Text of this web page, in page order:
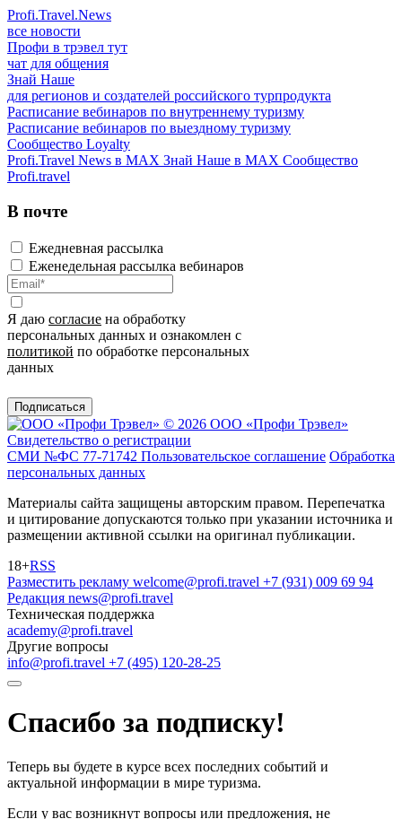
Profi.Travel.News
все новости
Профи в трэвел тут
чат для общения
Знай Наше
для регионов и создателей российского турпродукта
Расписание вебинаров по внутреннему туризму
Расписание вебинаров по выездному туризму
Сообщество Loyalty
Profi.Travel News в MAX Знай Наше в MAX Сообщество
Profi.travel
В почте
Ежедневная рассылка
Еженедельная рассылка вебинаров
Я даю согласие на обработку
персональных данных и ознакомлен с
политикой по обработке персональных
данных
Подписаться
© 2026 ООО «Профи Трэвeл»
Свидетельство о регистрации
СМИ №ФС 77-71742 Пользовательское соглашение Обработка
персональных данных
Материалы сайта защищены авторским правом. Перепечатка
и цитирование допускаются только при указании источника и
размещении активной ссылки на оригинал публикации.
18+RSS
Разместить рекламу welcome@profi.travel +7 (931) 009 69 94
Редакция news@profi.travel
Техническая поддержка
academy@profi.travel
Другие вопросы
info@profi.travel +7 (495) 120-28-25
Спасибо за подписку!
Теперь вы будете в курсе всех последних событий и
актуальной информации в мире туризма.
Если у вас возникнут вопросы или предложения, не